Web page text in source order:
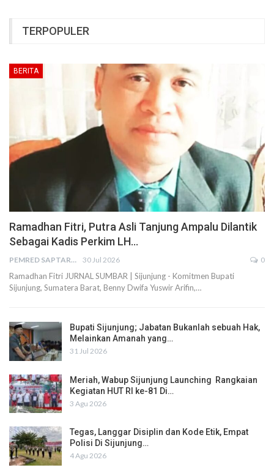
TERPOPULER
BERITA
Ramadhan Fitri, Putra Asli Tanjung Ampalu Dilantik
Sebagai Kadis Perkim LH…
PEMRED SAPTARIUS 30 Jul 2026 0
Ramadhan Fitri JURNAL SUMBAR | Sijunjung - Komitmen Bupati
Sijunjung, Sumatera Barat, Benny Dwifa Yuswir Arifin,…
Bupati Sijunjung; Jabatan Bukanlah sebuah Hak,
Melainkan Amanah yang…
31 Jul 2026
Meriah, Wabup Sijunjung Launching Rangkaian
Kegiatan HUT RI ke-81 Di…
3 Agu 2026
Tegas, Langgar Disiplin dan Kode Etik, Empat
Polisi Di Sijunjung…
4 Agu 2026